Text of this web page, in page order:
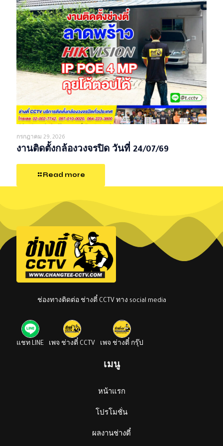
กรกฎาคม 29, 2026
งานติดตั้งกล้องวงจรปิด วันที่ 24/07/69
Read more
ช่องทางติดต่อ ช่างตี๋ CCTV ทาง social media
แชท LINE เพจ ช่างตี๋ CCTV เพจ ช่างตี๋ กรุ๊ป
เมนู
หน้าแรก
โปรโมชั่น
ผลงานช่างตี๋